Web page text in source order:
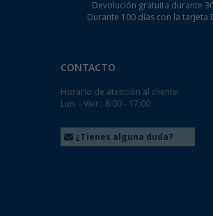
Devolución gratuita durante
Durante 100 días con la tarjeta
CONTACTO
Horario de atención al cliente:
Lun. - Vier.: 8:00 - 17:00
¿Tienes alguna duda?